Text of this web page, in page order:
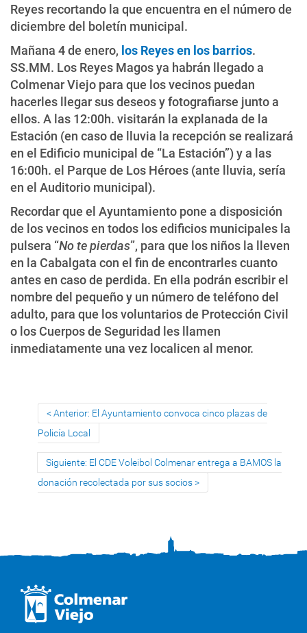
Reyes recortando la que encuentra en el número de
diciembre del boletín municipal.
Mañana 4 de enero, los Reyes en los barrios.
SS.MM. Los Reyes Magos ya habrán llegado a
Colmenar Viejo para que los vecinos puedan
hacerles llegar sus deseos y fotografiarse junto a
ellos. A las 12:00h. visitarán la explanada de la
Estación (en caso de lluvia la recepción se realizará
en el Edificio municipal de “La Estación”) y a las
16:00h. el Parque de Los Héroes (ante lluvia, sería
en el Auditorio municipal).
Recordar que el Ayuntamiento pone a disposición
de los vecinos en todos los edificios municipales la
pulsera “No te pierdas”, para que los niños la lleven
en la Cabalgata con el fin de encontrarles cuanto
antes en caso de perdida. En ella podrán escribir el
nombre del pequeño y un número de teléfono del
adulto, para que los voluntarios de Protección Civil
o los Cuerpos de Seguridad les llamen
inmediatamente una vez localicen al menor.
Anterior: El Ayuntamiento convoca cinco plazas de
Policía Local
Siguiente: El CDE Voleibol Colmenar entrega a BAMOS la
donación recolectada por sus socios